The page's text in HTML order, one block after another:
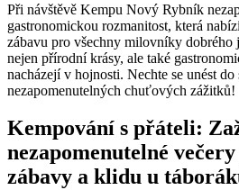
Při návštěvě Kempu Nový Rybník
gastronomickou rozmanitost, která
zábavu pro všechny milovníky
nejen přírodní krásy, ale také
nacházejí v hojnosti. Nechte se unést
nezapomenutelných chuťových zážitků!
Kempování s přáteli:
nezapomenutelné
zábavy a klidu u